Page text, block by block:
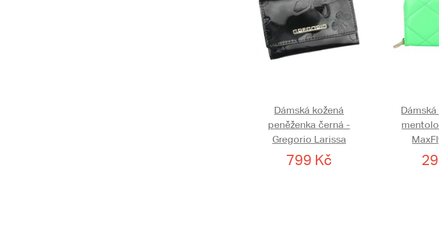
Dámská kožená
peněženka černá -
Gregorio Larissa
799 Kč